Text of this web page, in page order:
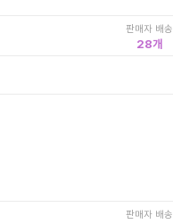
판매자 배송
28
판매자 배송